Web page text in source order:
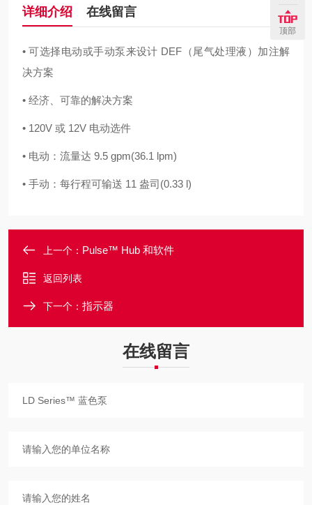
详细介绍 在线留言
• 可选择电动或手动泵来设计 DEF（尾气处理液）加注解
决方案
• 经济、可靠的解决方案
• 120V 或 12V 电动选件
• 电动：流量达 9.5 gpm(36.1 lpm)
• 手动：每行程可输送 11 盎司(0.33 l)
上一个： Pulse™ Hub 和软件
返回列表
下一个： 指示器
在线留言
顶部